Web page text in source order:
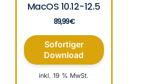
MacOS 10.12-12.5
89,99€
Sofortiger
Download
inkl. 19 % MwSt.